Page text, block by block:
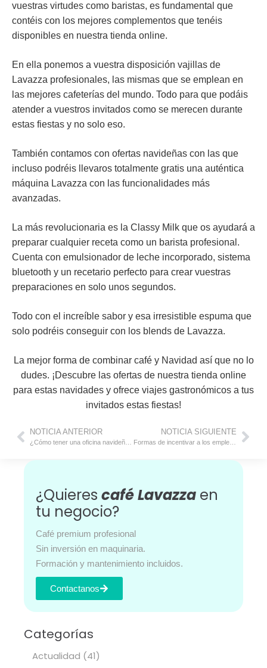
vuestras virtudes como baristas, es fundamental que
contéis con los mejores complementos que tenéis
disponibles en nuestra tienda online.
En ella ponemos a vuestra disposición vajillas de
Lavazza profesionales, las mismas que se emplean en
las mejores cafeterías del mundo. Todo para que podáis
atender a vuestros invitados como se merecen durante
estas fiestas y no solo eso.
También contamos con ofertas navideñas con las que
incluso podréis llevaros totalmente gratis una auténtica
máquina Lavazza con las funcionalidades más
avanzadas.
La más revolucionaria es la Classy Milk que os ayudará a
preparar cualquier receta como un barista profesional.
Cuenta con emulsionador de leche incorporado, sistema
bluetooth y un recetario perfecto para crear vuestras
preparaciones en solo unos segundos.
Todo con el increíble sabor y esa irresistible espuma que
solo podréis conseguir con los blends de Lavazza.
La mejor forma de combinar café y Navidad así que no lo
dudes. ¡Descubre las ofertas de nuestra tienda online
para estas navidades y ofrece viajes gastronómicos a tus
invitados estas fiestas!
NOTICIA ANTERIOR NOTICIA SIGUIENTE
Formas de incentivar a los empleados y aumentar su productividad
¿Quieres café Lavazza en
tu negocio?
Café premium profesional
Sin inversión en maquinaria.
Formación y mantenimiento incluidos.
Contactanos
Categorías
Actualidad (41)